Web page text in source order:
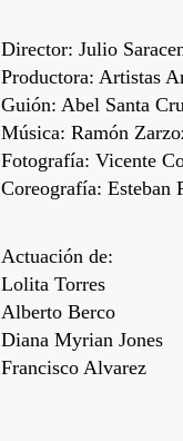
Director: Julio
Productora: Artistas
Guión: Abel Santa
Música: Ramón
Fotografía: Vicente
Coreografía: Esteban
Actuación de:
Lolita Torres
Alberto Berco
Diana Myrian Jones
Francisco Alvarez